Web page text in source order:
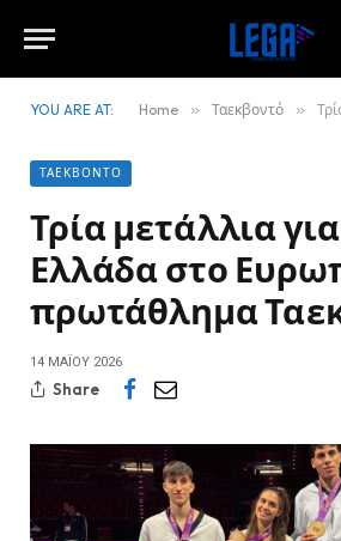
YOU ARE AT: Home » Ταεκβοντό » Τρία
ΤΑΕΚΒΟΝΤΌ
Τρία μετάλλια
Ελλάδα στο
πρωτάθλημα
14 ΜΑΪ́ΟΥ 2026
Share